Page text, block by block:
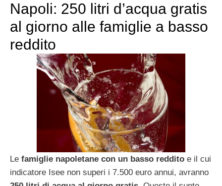
Napoli: 250 litri d’acqua gratis
al giorno alle famiglie a basso
reddito
Le famiglie napoletane con un basso reddito e il cui
indicatore Isee non superi i 7.500 euro annui, avranno